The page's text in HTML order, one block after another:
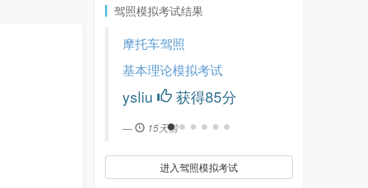
驾照模拟考试结果
摩托车驾照
基本理论模拟考试
ysliu 获得85分
15天前
进入驾照模拟考试